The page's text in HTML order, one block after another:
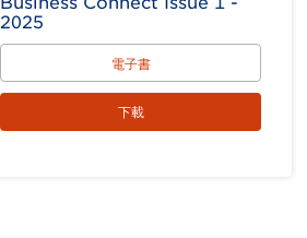
2025
電子書
下載